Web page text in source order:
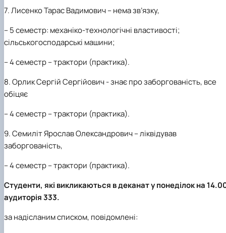
7. Лисенко Тарас Вадимович –нема зв’язку,
– 5 семестр: механіко-технологічні властивості;
сільськогосподарські машини;
– 4 семестр – трактори (практика).
8. Орлик Сергій Сергійович -знає про заборгованість, все
обіцяє
– 4 семестр – трактори (практика).
9. Семиліт Ярослав Олександрович– ліквідував
заборгованість,
– 4 семестр – трактори (практика).
Студенти, які викликаються в деканат у понеділок на
аудиторія 333.
за надісланим списком, повідомлені: